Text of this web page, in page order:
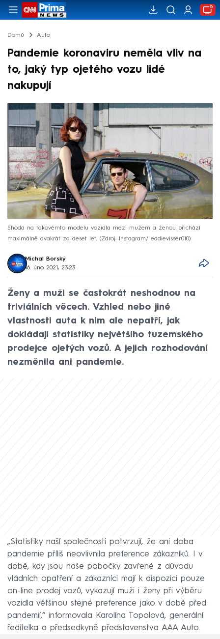
Domů Auto
Pandemie koronaviru neměla vliv na
to, jaký typ ojetého vozu lidé
nakupují
Shoda na takovémto modelu vozidla mezi mužem a ženou přichází
maximálně dvakrát za deset let.
Zdroj: Instagram/ eddievisser010
Michal Borský
16. úno 2021, 23:23
Ženy a muži se častokrát neshodnou na
triviálních věcech. Vzhled nebo jiné
vlastnosti auta k nim ale nepatří, jak
dokládají statistiky největšího tuzemského
prodejce ojetých vozů. A jejich rozhodování
nezměnila ani pandemie.
„Statistiky naší společnosti potvrzují, že ani doba
pandemie příliš neovlivnila preference zákazníků. I v
době, kdy jsou naše pobočky zavřené z důvodu
vládních opatření a zákazníci mají k dispozici pouze
on-line prodej vozů, vykazují muži i ženy při výběru
vozidla většinou stejné preference jako v době před
pandemií,“ informovala Karolína Topolová, generální
ředitelka a předsedkyně představenstva AAA Auto.